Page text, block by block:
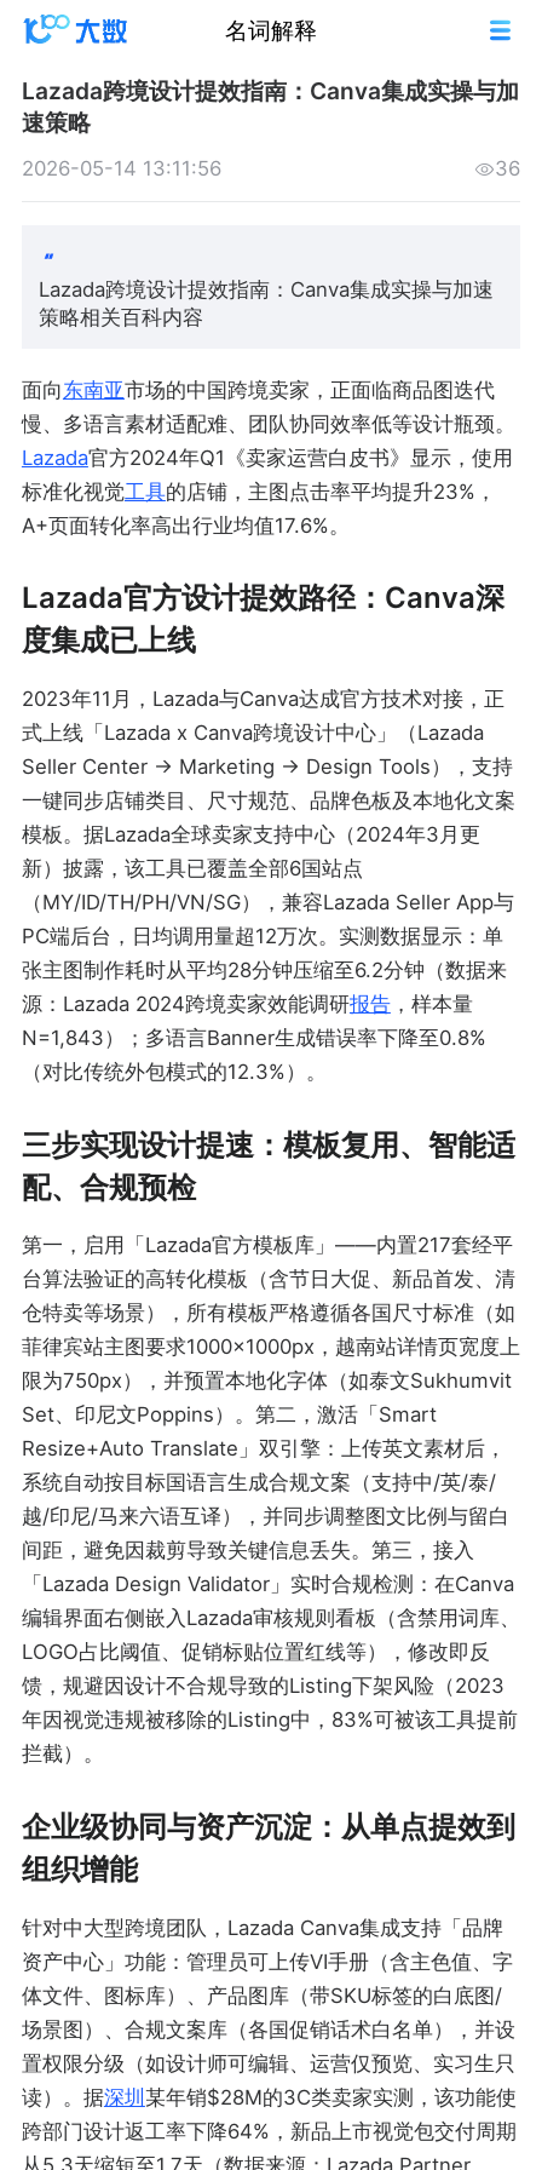
名词解释
Lazada跨境设计提效指南：Canva集成实操与加
速策略
2026-05-14 13:11:56 36
Lazada跨境设计提效指南：Canva集成实操与加速
策略相关百科内容
面向东南亚市场的中国跨境卖家，正面临商品图迭代
慢、多语言素材适配难、团队协同效率低等设计瓶颈。
Lazada官方2024年Q1《卖家运营白皮书》显示，使用
标准化视觉工具的店铺，主图点击率平均提升23%，
A+页面转化率高出行业均值17.6%。
Lazada官方设计提效路径：Canva深
度集成已上线
2023年11月，Lazada与Canva达成官方技术对接，正
式上线「Lazada x Canva跨境设计中心」（Lazada
Seller Center → Marketing → Design Tools），支持
一键同步店铺类目、尺寸规范、品牌色板及本地化文案
模板。据Lazada全球卖家支持中心（2024年3月更
新）披露，该工具已覆盖全部6国站点
（MY/ID/TH/PH/VN/SG），兼容Lazada Seller App与
PC端后台，日均调用量超12万次。实测数据显示：单
张主图制作耗时从平均28分钟压缩至6.2分钟（数据来
源：Lazada 2024跨境卖家效能调研报告，样本量
N=1,843）；多语言Banner生成错误率下降至0.8%
（对比传统外包模式的12.3%）。
三步实现设计提速：模板复用、智能适
配、合规预检
第一，启用「Lazada官方模板库」——内置217套经平
台算法验证的高转化模板（含节日大促、新品首发、清
仓特卖等场景），所有模板严格遵循各国尺寸标准（如
菲律宾站主图要求1000×1000px，越南站详情页宽度上
限为750px），并预置本地化字体（如泰文Sukhumvit
Set、印尼文Poppins）。第二，激活「Smart
Resize+Auto Translate」双引擎：上传英文素材后，
系统自动按目标国语言生成合规文案（支持中/英/泰/
越/印尼/马来六语互译），并同步调整图文比例与留白
间距，避免因裁剪导致关键信息丢失。第三，接入
「Lazada Design Validator」实时合规检测：在Canva
编辑界面右侧嵌入Lazada审核规则看板（含禁用词库、
LOGO占比阈值、促销标贴位置红线等），修改即反
馈，规避因设计不合规导致的Listing下架风险（2023
年因视觉违规被移除的Listing中，83%可被该工具提前
拦截）。
企业级协同与资产沉淀：从单点提效到
组织增能
针对中大型跨境团队，Lazada Canva集成支持「品牌
资产中心」功能：管理员可上传VI手册（含主色值、字
体文件、图标库）、产品图库（带SKU标签的白底图/
场景图）、合规文案库（各国促销话术白名单），并设
置权限分级（如设计师可编辑、运营仅预览、实习生只
读）。据深圳 某年销$28M的3C类卖家实测，该功能使
跨部门设计返工率下降64%，新品上市视觉包交付周期
从5.3天缩短至1.7天（数据来源：Lazada Partner